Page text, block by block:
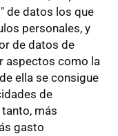
de datos los que
personales, y
de datos de
aspectos como la
ella se consigue
de
más
gasto